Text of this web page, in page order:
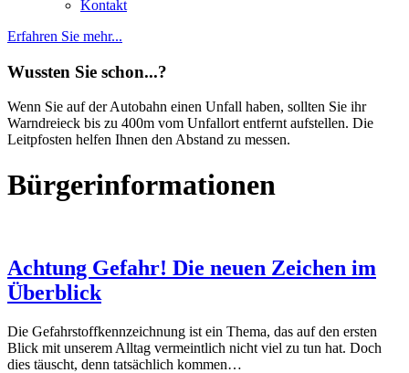
Kontakt
Erfahren Sie mehr...
Wussten Sie schon...?
Wenn Sie auf der Autobahn einen Unfall haben, sollten Sie ihr
Warndreieck bis zu 400m vom Unfallort entfernt aufstellen. Die
Leitpfosten helfen Ihnen den Abstand zu messen.
Bürgerinformationen
Achtung Gefahr! Die neuen Zeichen im
Überblick
Die Gefahrstoffkennzeichnung ist ein Thema, das auf den ersten
Blick mit unserem Alltag vermeintlich nicht viel zu tun hat. Doch
dies täuscht, denn tatsächlich kommen…